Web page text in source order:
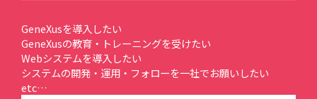
GeneXusを導入したい
GeneXusの教育・トレーニングを受けたい
Webシステムを導入したい
システムの開発・運用・フォローを一社でお願いしたい
etc…